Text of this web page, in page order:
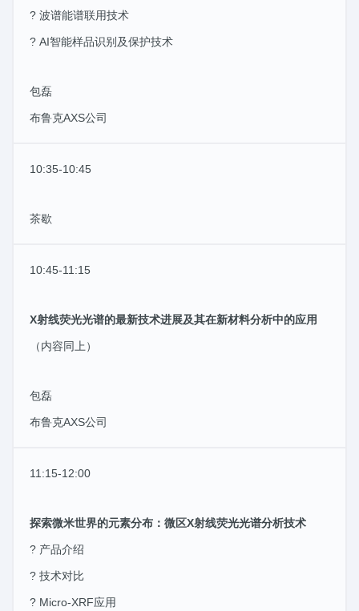
? 波谱能谱联用技术
? AI智能样品识别及保护技术
包磊
布鲁克AXS公司
10:35-10:45
茶歇
10:45-11:15
X射线荧光光谱的最新技术进展及其在新材料分析中的应用
（内容同上）
包磊
布鲁克AXS公司
11:15-12:00
探索微米世界的元素分布：微区X射线荧光光谱分析技术
? 产品介绍
? 技术对比
? Micro-XRF应用